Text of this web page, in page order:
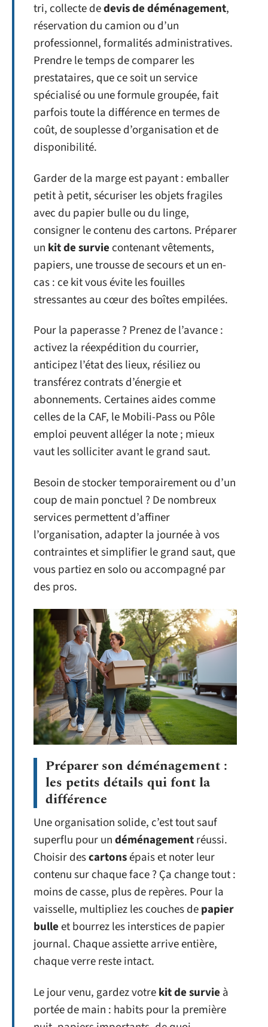
tri, collecte dedevis de déménagement,
réservation du camion ou d’un
professionnel, formalités administratives.
Prendre le temps de comparer les
prestataires, que ce soit un service
spécialisé ou une formule groupée, fait
parfois toute la différence en termes de
coût, de souplesse d’organisation et de
disponibilité.
Garder de la marge est payant : emballer
petit à petit, sécuriser les objets fragiles
avec du papier bulle ou du linge,
consigner le contenu des cartons. Préparer
un kit de survie contenant vêtements,
papiers, une trousse de secours et un en-
cas : ce kit vous évite les fouilles
stressantes au cœur des boîtes empilées.
Pour la paperasse ? Prenez de l’avance :
activez la réexpédition du courrier,
anticipez l’état des lieux, résiliez ou
transférez contrats d’énergie et
abonnements. Certaines aides comme
celles de la CAF, le Mobili-Pass ou Pôle
emploi peuvent alléger la note ; mieux
vaut les solliciter avant le grand saut.
Besoin de stocker temporairement ou d’un
coup de main ponctuel ? De nombreux
services permettent d’affiner
l’organisation, adapter la journée à vos
contraintes et simplifier le grand saut, que
vous partiez en solo ou accompagné par
des pros.
Préparer son déménagement :
les petits détails qui font la
différence
Une organisation solide, c’est tout sauf
superflu pour undéménagementréussi.
Choisir descartonsépais et noter leur
contenu sur chaque face ? Ça change tout :
moins de casse, plus de repères. Pour la
vaisselle, multipliez les couches depapier
bulleet bourrez les interstices de papier
journal. Chaque assiette arrive entière,
chaque verre reste intact.
Le jour venu, gardez votrekit de survie à
portée de main : habits pour la première